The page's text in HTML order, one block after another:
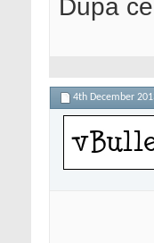
Dupa
4th December